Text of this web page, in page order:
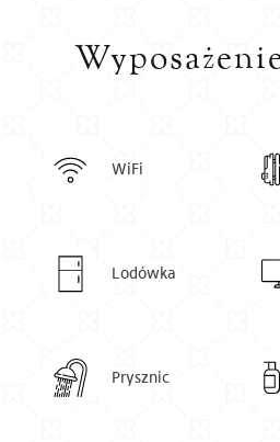
WiFi
Lodówka
Prysznic